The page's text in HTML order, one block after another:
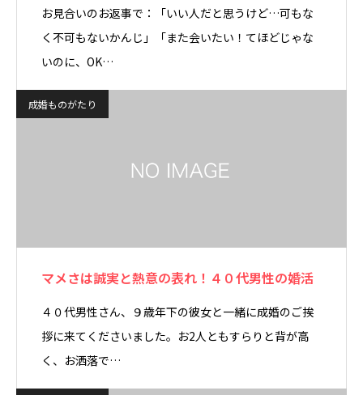
お見合いのお返事で：「いい人だと思うけど…可もな
く不可もないかんじ」「また会いたい！てほどじゃな
いのに、OK…
成婚ものがたり
マメさは誠実と熱意の表れ！４０代男性の婚活
４０代男性さん、９歳年下の彼女と一緒に成婚のご挨
拶に来てくださいました。お2人ともすらりと背が高
く、お洒落で…